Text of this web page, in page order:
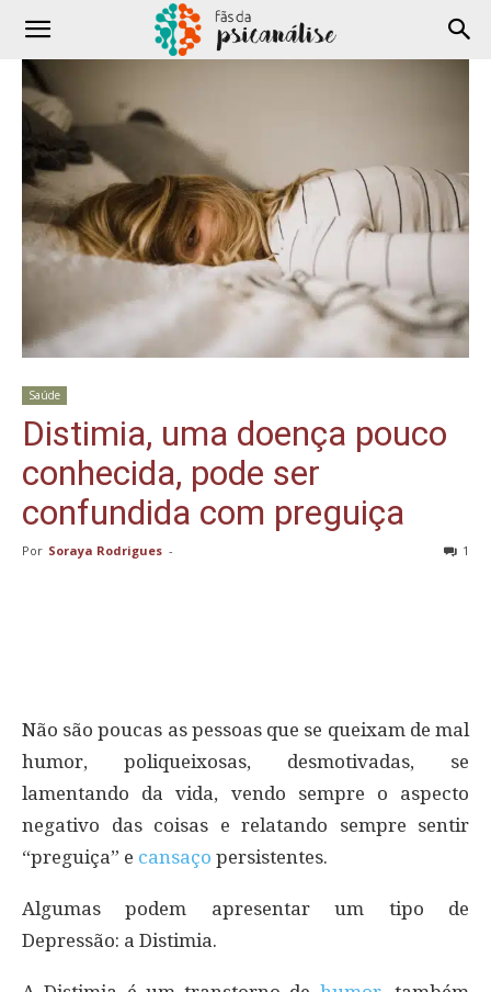
Saúde
Distimia, uma doença pouco
conhecida, pode ser
confundida com preguiça
Por Soraya Rodrigues - 1
Não são poucas as pessoas que se queixam de mal
humor, poliqueixosas, desmotivadas, se
lamentando da vida, vendo sempre o aspecto
negativo das coisas e relatando sempre sentir
“preguiça” e cansaço persistentes.
Algumas podem apresentar um tipo de
Depressão: a Distimia.